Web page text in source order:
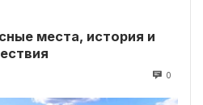
места, история и
0